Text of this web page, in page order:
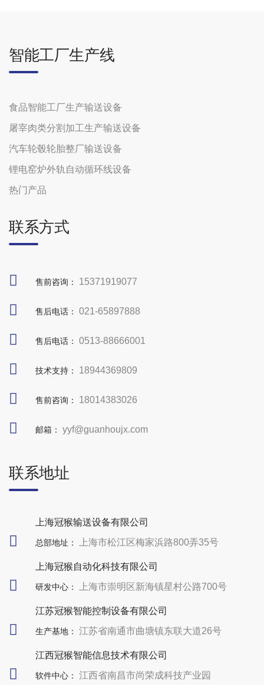
智能工厂生产线
食品智能工厂生产输送设备
屠宰肉类分割加工生产输送设备
汽车轮毂轮胎整厂输送设备
锂电窑炉外轨自动循环线设备
热门产品
联系方式
售前咨询： 15371919077
售后电话： 021-65897888
售后电话： 0513-88666001
技术支持： 18944369809
售前咨询： 18014383026
邮箱： yyf@guanhoujx.com
联系地址
上海冠猴输送设备有限公司
总部地址： 上海市松江区梅家浜路800弄35号
上海冠猴自动化科技有限公司
研发中心： 上海市崇明区新海镇星村公路700号
江苏冠猴智能控制设备有限公司
生产基地： 江苏省南通市曲塘镇东联大道26号
江西冠猴智能信息技术有限公司
软件中心： 江西省南昌市尚荣成科技产业园